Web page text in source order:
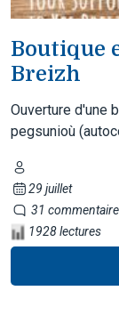
Boutique
Breizh
Ouverture d'une
pegsunioù
29 juillet
31
1928 lectures